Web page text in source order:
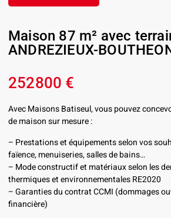
Maison 87 m² avec
ANDREZIEUX-
252800 €
Avec Maisons Batiseul, vous pouvez
de maison sur mesure :
– Prestations et équipements selon vos
faïence, menuiseries, salles de bains…
– Mode constructif et matériaux selon les
thermiques et environnementales RE2020
– Garanties du contrat CCMI (dommages
financière)